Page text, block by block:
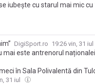
iubește cu starul mai mic cu
DigiSport.ro 19:26 vin, 31 iul
mai este antrenorul naționalei
în Sala Polivalentă din
31 iul